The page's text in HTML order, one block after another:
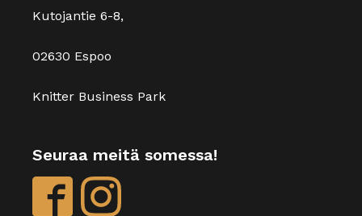
Kutojantie 6-8,
02630 Espoo
Knitter Business Park
Seuraa meitä somessa!